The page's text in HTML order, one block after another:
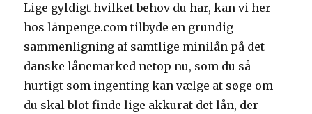
Lige gyldigt hvilket behov du har, kan vi her
hos lånpenge.com tilbyde en grundig
sammenligning af samtlige minilån på det
danske lånemarked netop nu, som du så
hurtigt som ingenting kan vælge at søge om –
du skal blot finde lige akkurat det lån, der